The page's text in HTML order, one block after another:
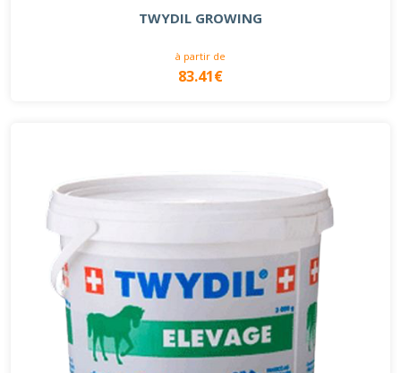
TWYDIL GROWING
à partir de
83.41€